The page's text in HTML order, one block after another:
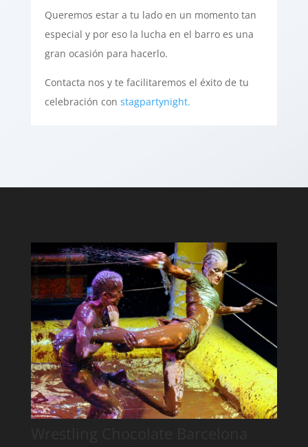
Queremos estar a tu lado en un momento tan
especial y por eso la lucha en el barro es una
gran ocasión para hacerlo.
Contacta nos y te facilitaremos el éxito de tu
celebración con stagpartynight.